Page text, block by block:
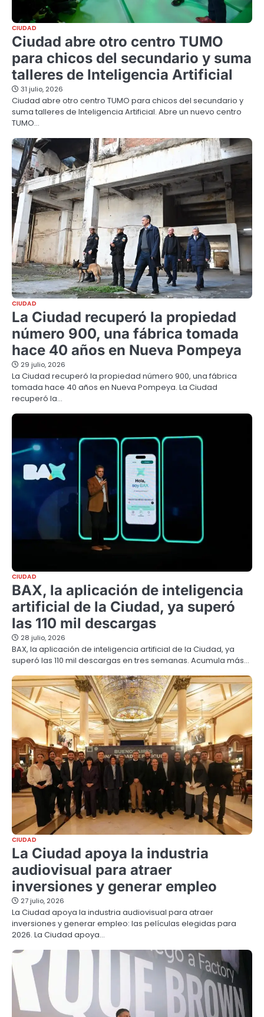
CIUDAD
Ciudad abre otro centro TUMO
para chicos del secundario y suma
talleres de Inteligencia Artificial
31 julio, 2026
Ciudad abre otro centro TUMO para chicos del secundario y
suma talleres de Inteligencia Artificial. Abre un nuevo centro
TUMO…
CIUDAD
La Ciudad recuperó la propiedad
número 900, una fábrica tomada
hace 40 años en Nueva Pompeya
29 julio, 2026
La Ciudad recuperó la propiedad número 900, una fábrica
tomada hace 40 años en Nueva Pompeya. La Ciudad
recuperó la…
CIUDAD
BAX, la aplicación de inteligencia
artificial de la Ciudad, ya superó
las 110 mil descargas
28 julio, 2026
BAX, la aplicación de inteligencia artificial de la Ciudad, ya
superó las 110 mil descargas en tres semanas. Acumula más…
CIUDAD
La Ciudad apoya la industria
audiovisual para atraer
inversiones y generar empleo
27 julio, 2026
La Ciudad apoya la industria audiovisual para atraer
inversiones y generar empleo: las películas elegidas para
2026. La Ciudad apoya…